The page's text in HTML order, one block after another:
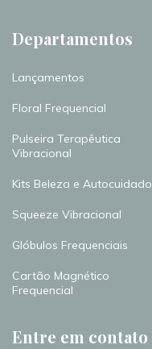
Departamentos
Lançamentos
Floral Frequencial
Pulseira Terapêutica
Vibracional
Kits Beleza e Autocuidado
Squeeze Vibracional
Glóbulos Frequenciais
Cartão Magnético
Frequencial
Entre em contato